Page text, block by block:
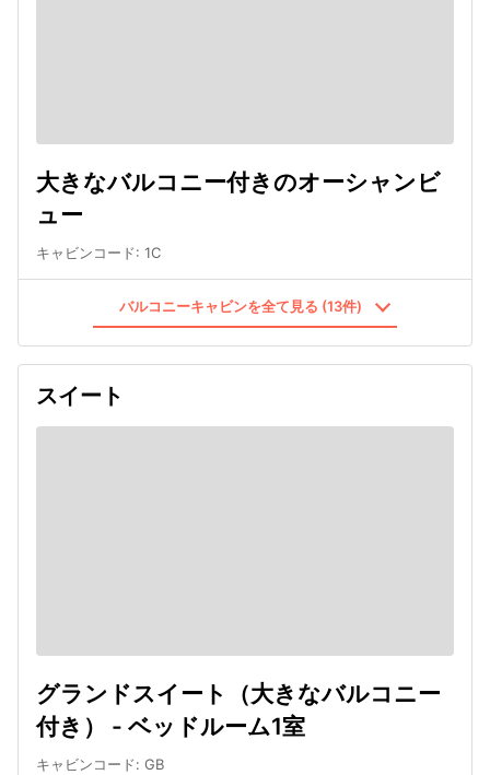
大きなバルコニー付きのオーシャンビ
ュー
キャビンコード: 1C
バルコニーキャビンを全て見る (13件)
スイート
グランドスイート（大きなバルコニー
付き） - ベッドルーム1室
キャビンコード: GB